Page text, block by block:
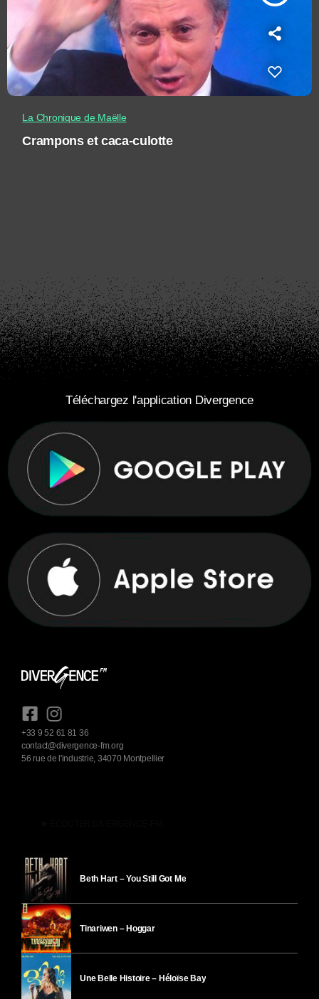
La Chronique de Maëlle
Crampons et caca-culotte
Téléchargez l'application Divergence
+33 9 52 61 81 36
contact@divergence-fm.org
56 rue de l'industrie, 34070 Montpellier
Beth Hart – You Still Got Me
Tinariwen – Hoggar
Une Belle Histoire – Héloïse Bay